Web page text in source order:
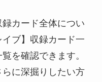
カード全体につい
ブ】収録カード一
を確認できます。
に深掘りしたい方